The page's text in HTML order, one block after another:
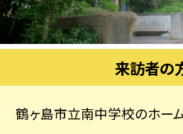
来訪者の
鶴ヶ島市立南中学校のホー